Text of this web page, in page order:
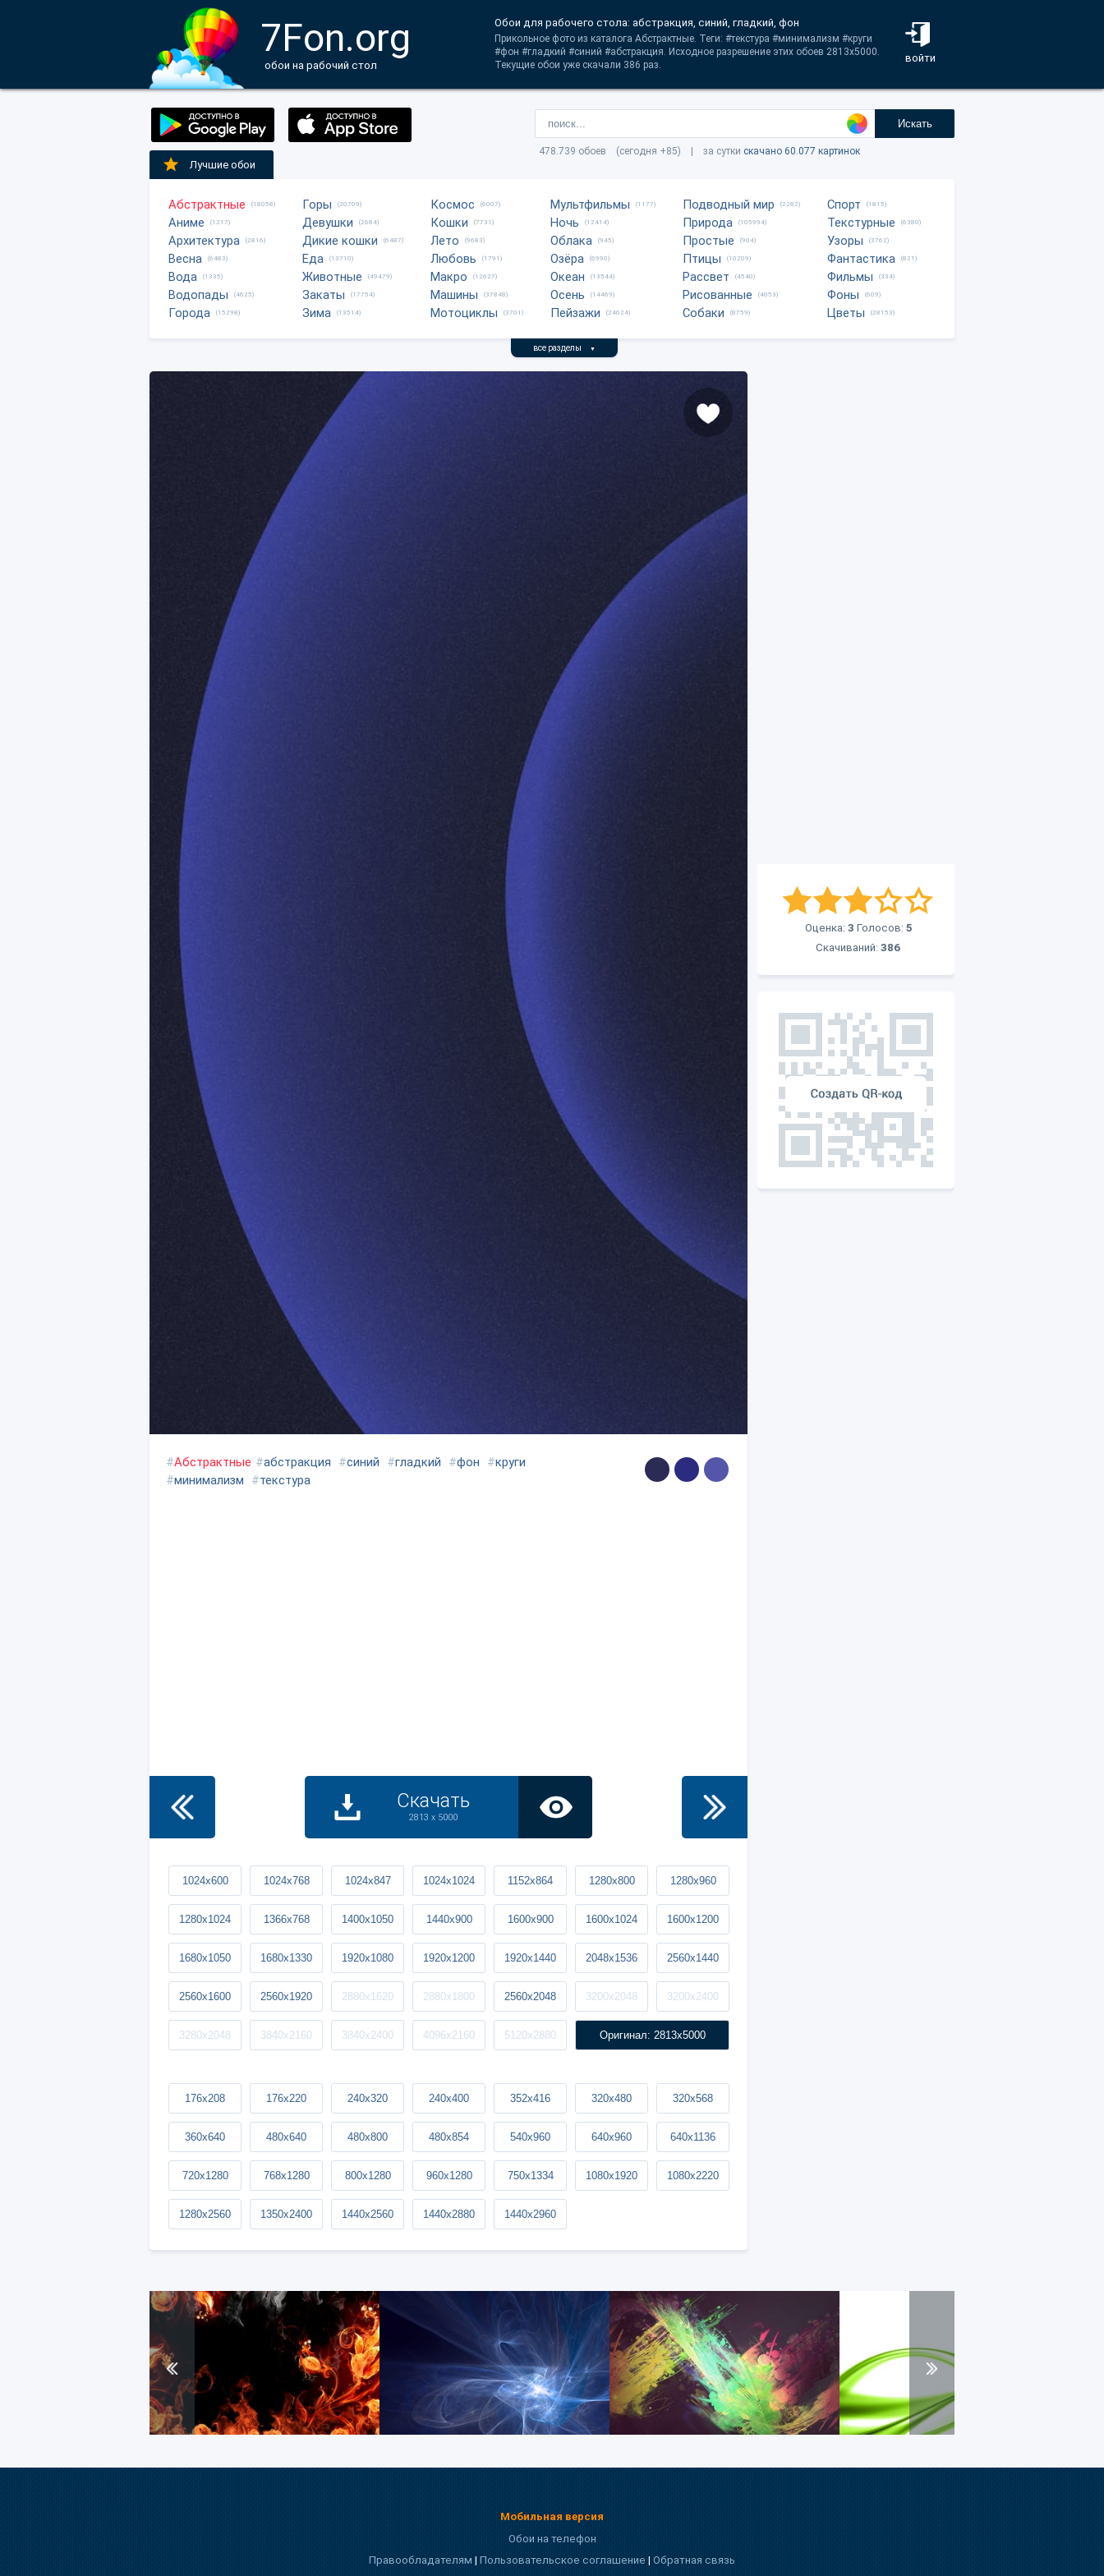
7Fon.org
обои на рабочий стол
войти
Обои для рабочего стола: абстракция, синий, гладкий, фон
Прикольное фото из каталога Абстрактные. Теги: #текстура #минимализм #круги
#фон #гладкий #синий #абстракция. Исходное разрешение этих обоев 2813x5000.
Текущие обои уже скачали 386 раз.
Искать
478.739 обоев (сегодня +85) | за сутки скачано 60.077 картинок
Лучшие обои
Абстрактные (18058)
Аниме (1217)
Архитектура (2816)
Весна (6483)
Вода (1335)
Водопады (4625)
Города (15298)
Горы (20709)
Девушки (2684)
Дикие кошки (6487)
Еда (13710)
Животные (49479)
Закаты (17754)
Зима (13514)
Космос (6007)
Кошки (7731)
Лето (9683)
Любовь (1791)
Макро (12627)
Машины (37848)
Мотоциклы (3701)
Мультфильмы (1177)
Ночь (12414)
Облака (945)
Озёра (6990)
Океан (13544)
Осень (14469)
Пейзажи (24624)
Подводный мир (2282)
Природа (105994)
Простые (904)
Птицы (10209)
Рассвет (4540)
Рисованные (4053)
Собаки (8759)
Спорт (1815)
Текстурные (6380)
Узоры (3762)
Фантастика (821)
Фильмы (334)
Фоны (609)
Цветы (28153)
все разделы ▼
Оценка: 3 Голосов: 5
Скачиваний: 386
#Абстрактные #абстракция #синий #гладкий #фон #круги
#минимализм #текстура
Скачать
2813 x 5000
1024x600 1024x768 1024x847 1024x1024 1152x864 1280x800 1280x960
1280x1024 1366x768 1400x1050 1440x900 1600x900 1600x1024 1600x1200
1680x1050 1680x1330 1920x1080 1920x1200 1920x1440 2048x1536 2560x1440
2560x1600 2560x1920 2880x1620 2880x1800 2560x2048 3200x2048 3200x2400
3280x2048 3840x2160 3840x2400 4096x2160 5120x2880 Оригинал: 2813x5000
176x208 176x220 240x320 240x400 352x416 320x480 320x568
360x640 480x640 480x800 480x854 540x960 640x960 640x1136
720x1280 768x1280 800x1280 960x1280 750x1334 1080x1920 1080x2220
1280x2560 1350x2400 1440x2560 1440x2880 1440x2960
Мобильная версия
Обои на телефон
Правообладателям|Пользовательское соглашение|Обратная связь